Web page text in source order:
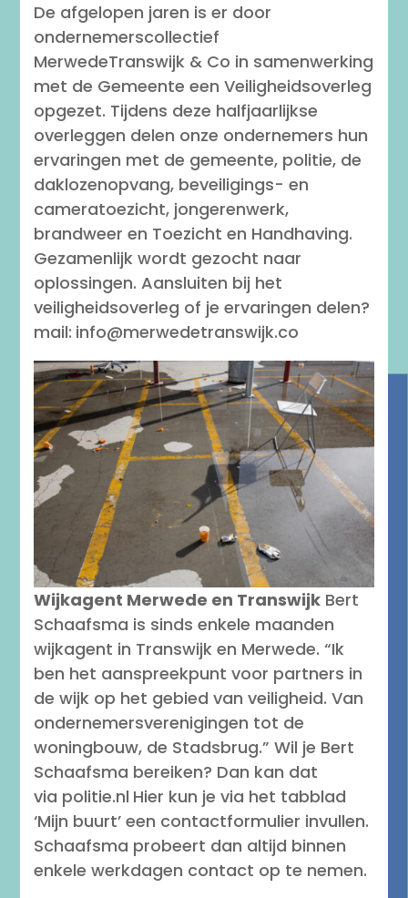
De afgelopen jaren is er door
ondernemerscollectief
MerwedeTranswijk & Co in samenwerking
met de Gemeente een Veiligheidsoverleg
opgezet. Tijdens deze halfjaarlijkse
overleggen delen onze ondernemers hun
ervaringen met de gemeente, politie, de
daklozenopvang, beveiligings- en
cameratoezicht, jongerenwerk,
brandweer en Toezicht en Handhaving.
Gezamenlijk wordt gezocht naar
oplossingen. Aansluiten bij het
veiligheidsoverleg of je ervaringen delen?
mail: info@merwedetranswijk.co
Wijkagent Merwede en Transwijk Bert
Schaafsma is sinds enkele maanden
wijkagent in Transwijk en Merwede. “Ik
ben het aanspreekpunt voor partners in
de wijk op het gebied van veiligheid. Van
ondernemersverenigingen tot de
woningbouw, de Stadsbrug.” Wil je Bert
Schaafsma bereiken? Dan kan dat
via politie.nl Hier kun je via het tabblad
‘Mijn buurt’ een contactformulier invullen.
Schaafsma probeert dan altijd binnen
enkele werkdagen contact op te nemen.